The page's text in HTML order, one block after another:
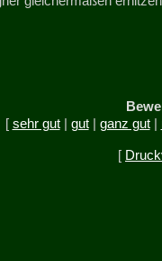
[ sehr gut| gut| ganz gut|
[